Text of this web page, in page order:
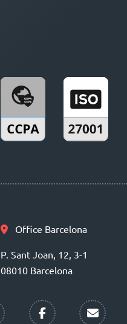
Office Barcelona
P. Sant Joan, 12, 3-1
08010 Barcelona